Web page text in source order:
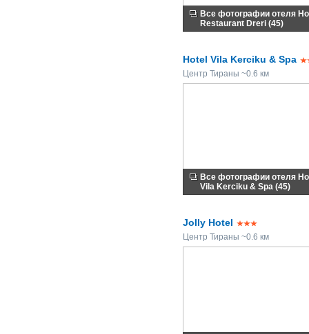
Все фотографии отеля
Restaurant Dreri (45)
Hotel Vila Kerciku & Spa
Центр Тираны ~0.6 км
Все фотографии отеля
Vila Kerciku & Spa (45)
Jolly Hotel
Центр Тираны ~0.6 км